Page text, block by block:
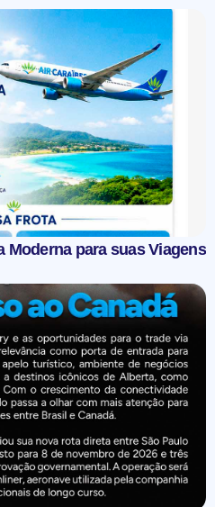
Moderna para suas Viagens